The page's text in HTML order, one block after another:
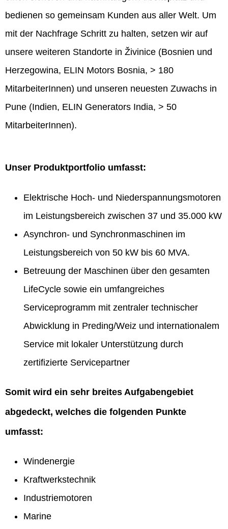
bedienen so gemeinsam Kunden aus aller Welt. Um
mit der Nachfrage Schritt zu halten, setzen wir auf
unsere weiteren Standorte in Živinice (Bosnien und
Herzegowina, ELIN Motors Bosnia, > 180
MitarbeiterInnen) und unseren neuesten Zuwachs in
Pune (Indien, ELIN Generators India, > 50
MitarbeiterInnen).
Unser Produktportfolio umfasst:
Elektrische Hoch- und Niederspannungsmotoren
im Leistungsbereich zwischen 37 und 35.000 kW
Asynchron- und Synchronmaschinen im
Leistungsbereich von 50 kW bis 60 MVA.
Betreuung der Maschinen über den gesamten
LifeCycle sowie ein umfangreiches
Serviceprogramm mit zentraler technischer
Abwicklung in Preding/Weiz und internationalem
Service mit lokaler Unterstützung durch
zertifizierte Servicepartner
Somit wird ein sehr breites Aufgabengebiet
abgedeckt, welches die folgenden Punkte
umfasst:
Windenergie
Kraftwerkstechnik
Industriemotoren
Marine